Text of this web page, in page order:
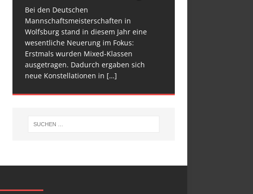
Bei den Deutschen
Mannschaftsmeisterschaften in
Wolfsburg stand in diesem Jahr eine
wesentliche Neuerung im Fokus:
Erstmals wurden Mixed-Klassen
ausgetragen. Dadurch ergaben sich
neue Konstellationen in […]